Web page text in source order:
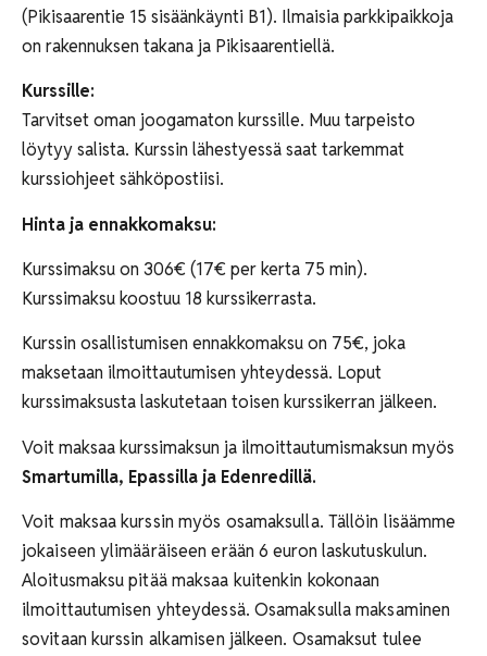
(Pikisaarentie 15 sisäänkäynti B1). Ilmaisia parkkipaikkoja
on rakennuksen takana ja Pikisaarentiellä.
Kurssille:
Tarvitset oman joogamaton kurssille. Muu tarpeisto
löytyy salista. Kurssin lähestyessä saat tarkemmat
kurssiohjeet sähköpostiisi.
Hinta ja ennakkomaksu:
Kurssimaksu on 306€ (17€ per kerta 75 min).
Kurssimaksu koostuu 18 kurssikerrasta.
Kurssin osallistumisen ennakkomaksu on 75€, joka
maksetaan ilmoittautumisen yhteydessä. Loput
kurssimaksusta laskutetaan toisen kurssikerran jälkeen.
Voit maksaa kurssimaksun ja ilmoittautumismaksun myös
Smartumilla, Epassilla ja Edenredillä.
Voit maksaa kurssin myös osamaksulla. Tällöin lisäämme
jokaiseen ylimääräiseen erään 6 euron laskutuskulun.
Aloitusmaksu pitää maksaa kuitenkin kokonaan
ilmoittautumisen yhteydessä. Osamaksulla maksaminen
sovitaan kurssin alkamisen jälkeen. Osamaksut tulee